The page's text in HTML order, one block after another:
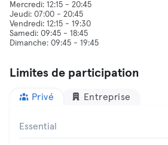
Mercredi: 12:15 - 20:45
Jeudi: 07:00 - 20:45
Vendredi: 12:15 - 19:30
Samedi: 09:45 - 18:45
Limites de participation
Privé Entreprise
Essential